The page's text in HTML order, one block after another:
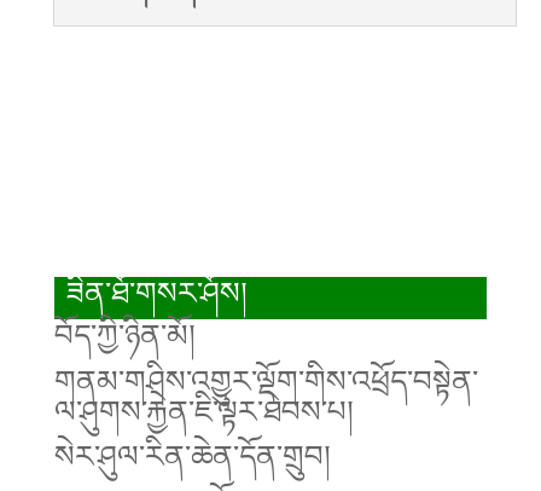
ཟིན་ཐོ་གསར་ཤོས།
བོད་ཀྱི་ཉིན་མོ།
གནམ་གཤིས་འགྱུར་ལྡོག་གིས་འཕྲོད་བསྟེན་
ལ་ཤུགས་རྐྱེན་ཇི་ལྟར་ཐེབས་པ།
སེར་ཤུལ་རིན་ཆེན་དོན་གྲུབ།